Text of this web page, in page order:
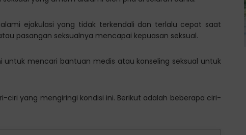
ejakulasi yang tidak terkendali dan terlalu cepat saat
pasangan seksualnya mencapai kepuasan seksual.
untuk mencari bantuan medis atau konseling seksual untuk
ciri yang mengiringi kondisi ini. Berikut adalah beberapa ciri-